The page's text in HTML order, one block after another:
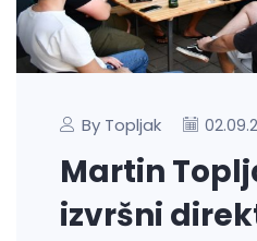
By Topljak
Martin
izvršni